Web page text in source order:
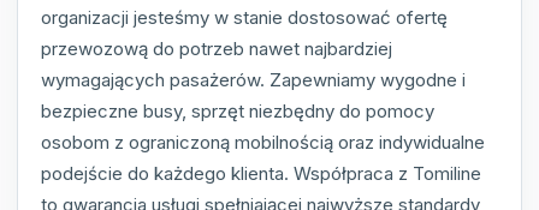
organizacji jesteśmy w stanie dostosować ofertę
przewozową do potrzeb nawet najbardziej
wymagających pasażerów. Zapewniamy wygodne i
bezpieczne busy, sprzęt niezbędny do pomocy
osobom z ograniczoną mobilnością oraz indywidualne
podejście do każdego klienta. Współpraca z Tomiline
to gwarancja usługi spełniającej najwyższe standardy